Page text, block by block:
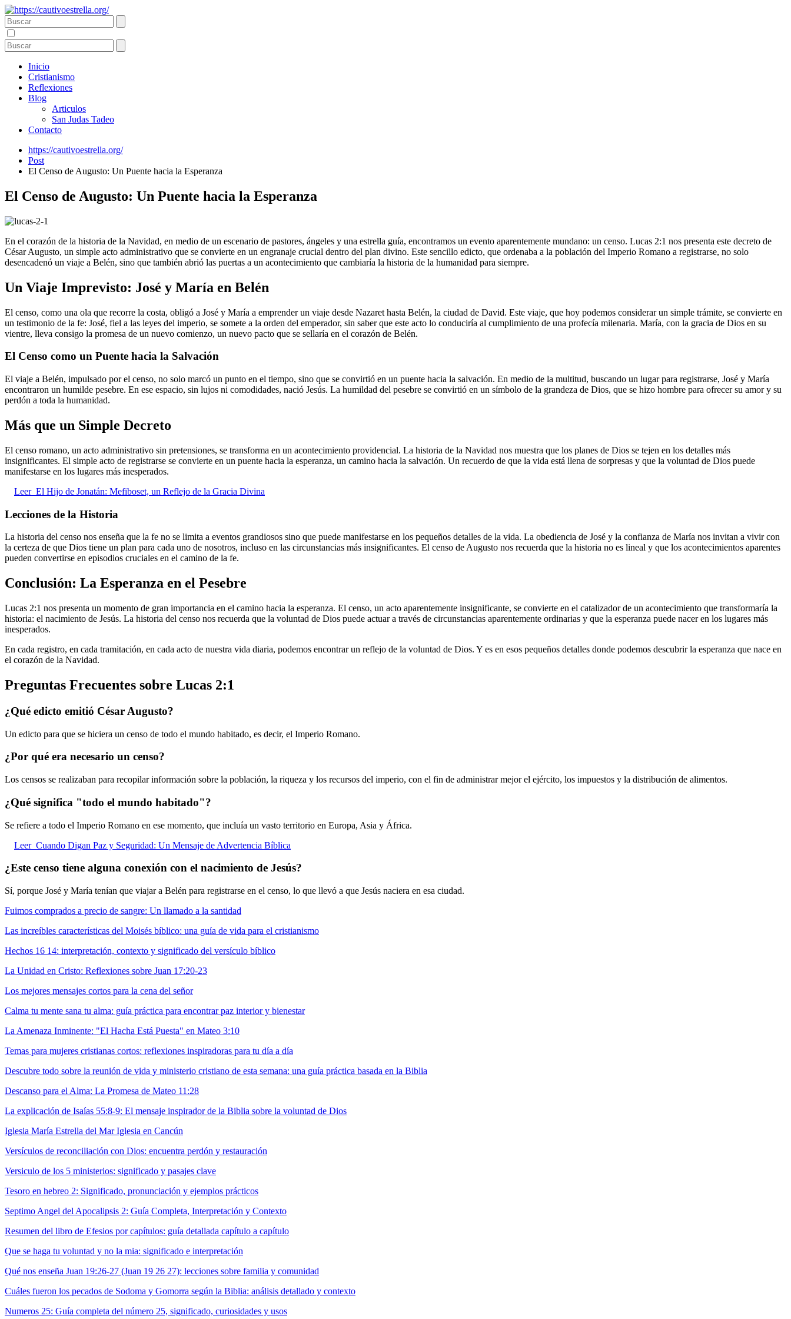
Inicio
Cristianismo
Reflexiones
Blog
Articulos
San Judas Tadeo
Contacto
https://cautivoestrella.org/
Post
El Censo de Augusto: Un Puente hacia la Esperanza
El Censo de Augusto: Un Puente hacia la Esperanza
En el corazón de la historia de la Navidad, en medio de un escenario de pastores, ángeles y una estrella guía, encontramos un evento aparentemente mundano: un censo. Lucas 2:1 nos presenta este decreto de
César Augusto, un simple acto administrativo que se convierte en un engranaje crucial dentro del plan divino. Este sencillo edicto, que ordenaba a la población del Imperio Romano a registrarse, no solo
desencadenó un viaje a Belén, sino que también abrió las puertas a un acontecimiento que cambiaría la historia de la humanidad para siempre.
Un Viaje Imprevisto: José y María en Belén
El censo, como una ola que recorre la costa, obligó a José y María a emprender un viaje desde Nazaret hasta Belén, la ciudad de David. Este viaje, que hoy podemos considerar un simple trámite, se convierte en
un testimonio de la fe: José, fiel a las leyes del imperio, se somete a la orden del emperador, sin saber que este acto lo conduciría al cumplimiento de una profecía milenaria. María, con la gracia de Dios en su
vientre, lleva consigo la promesa de un nuevo comienzo, un nuevo pacto que se sellaría en el corazón de Belén.
El Censo como un Puente hacia la Salvación
El viaje a Belén, impulsado por el censo, no solo marcó un punto en el tiempo, sino que se convirtió en un puente hacia la salvación. En medio de la multitud, buscando un lugar para registrarse, José y María
encontraron un humilde pesebre. En ese espacio, sin lujos ni comodidades, nació Jesús. La humildad del pesebre se convirtió en un símbolo de la grandeza de Dios, que se hizo hombre para ofrecer su amor y su
perdón a toda la humanidad.
Más que un Simple Decreto
El censo romano, un acto administrativo sin pretensiones, se transforma en un acontecimiento providencial. La historia de la Navidad nos muestra que los planes de Dios se tejen en los detalles más
insignificantes. El simple acto de registrarse se convierte en un puente hacia la esperanza, un camino hacia la salvación. Un recuerdo de que la vida está llena de sorpresas y que la voluntad de Dios puede
manifestarse en los lugares más inesperados.
Leer El Hijo de Jonatán: Mefiboset, un Reflejo de la Gracia Divina
Lecciones de la Historia
La historia del censo nos enseña que la fe no se limita a eventos grandiosos sino que puede manifestarse en los pequeños detalles de la vida. La obediencia de José y la confianza de María nos invitan a vivir con
la certeza de que Dios tiene un plan para cada uno de nosotros, incluso en las circunstancias más insignificantes. El censo de Augusto nos recuerda que la historia no es lineal y que los acontecimientos aparentes
pueden convertirse en episodios cruciales en el camino de la fe.
Conclusión: La Esperanza en el Pesebre
Lucas 2:1 nos presenta un momento de gran importancia en el camino hacia la esperanza. El censo, un acto aparentemente insignificante, se convierte en el catalizador de un acontecimiento que transformaría la
historia: el nacimiento de Jesús. La historia del censo nos recuerda que la voluntad de Dios puede actuar a través de circunstancias aparentemente ordinarias y que la esperanza puede nacer en los lugares más
inesperados.
En cada registro, en cada tramitación, en cada acto de nuestra vida diaria, podemos encontrar un reflejo de la voluntad de Dios. Y es en esos pequeños detalles donde podemos descubrir la esperanza que nace en
el corazón de la Navidad.
Preguntas Frecuentes sobre Lucas 2:1
¿Qué edicto emitió César Augusto?
Un edicto para que se hiciera un censo de todo el mundo habitado, es decir, el Imperio Romano.
¿Por qué era necesario un censo?
Los censos se realizaban para recopilar información sobre la población, la riqueza y los recursos del imperio, con el fin de administrar mejor el ejército, los impuestos y la distribución de alimentos.
¿Qué significa "todo el mundo habitado"?
Se refiere a todo el Imperio Romano en ese momento, que incluía un vasto territorio en Europa, Asia y África.
Leer Cuando Digan Paz y Seguridad: Un Mensaje de Advertencia Bíblica
¿Este censo tiene alguna conexión con el nacimiento de Jesús?
Sí, porque José y María tenían que viajar a Belén para registrarse en el censo, lo que llevó a que Jesús naciera en esa ciudad.
Fuimos comprados a precio de sangre: Un llamado a la santidad
Las increíbles características del Moisés bíblico: una guía de vida para el cristianismo
Hechos 16 14: interpretación, contexto y significado del versículo bíblico
La Unidad en Cristo: Reflexiones sobre Juan 17:20-23
Los mejores mensajes cortos para la cena del señor
Calma tu mente sana tu alma: guía práctica para encontrar paz interior y bienestar
La Amenaza Inminente: "El Hacha Está Puesta" en Mateo 3:10
Temas para mujeres cristianas cortos: reflexiones inspiradoras para tu día a día
Descubre todo sobre la reunión de vida y ministerio cristiano de esta semana: una guía práctica basada en la Biblia
Descanso para el Alma: La Promesa de Mateo 11:28
La explicación de Isaías 55:8-9: El mensaje inspirador de la Biblia sobre la voluntad de Dios
Iglesia María Estrella del Mar Iglesia en Cancún
Versículos de reconciliación con Dios: encuentra perdón y restauración
Versiculo de los 5 ministerios: significado y pasajes clave
Tesoro en hebreo 2: Significado, pronunciación y ejemplos prácticos
Septimo Angel del Apocalipsis 2: Guía Completa, Interpretación y Contexto
Resumen del libro de Efesios por capítulos: guía detallada capítulo a capítulo
Que se haga tu voluntad y no la mia: significado e interpretación
Qué nos enseña Juan 19:26-27 (Juan 19 26 27): lecciones sobre familia y comunidad
Cuáles fueron los pecados de Sodoma y Gomorra según la Biblia: análisis detallado y contexto
Numeros 25: Guía completa del número 25, significado, curiosidades y usos